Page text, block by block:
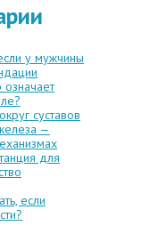
у мужчины
означает
суставов
—
для
если